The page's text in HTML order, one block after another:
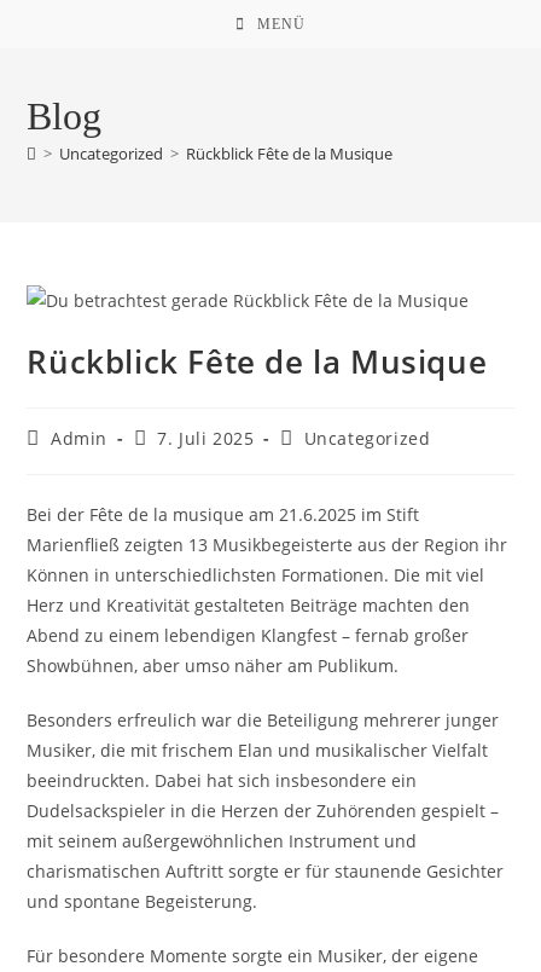
MENÜ
Blog
> Uncategorized > Rückblick Fête de la Musique
Rückblick Fête de la Musique
Beitrags-
Admin
Beitrag
7. Juli 2025
Beitrags-
Uncategorized
Bei der Fête de la musique am 21.6.2025 im Stift
Marienfließ zeigten 13 Musikbegeisterte aus der Region ihr
Können in unterschiedlichsten Formationen. Die mit viel
Herz und Kreativität gestalteten Beiträge machten den
Abend zu einem lebendigen Klangfest – fernab großer
Showbühnen, aber umso näher am Publikum.
Besonders erfreulich war die Beteiligung mehrerer junger
Musiker, die mit frischem Elan und musikalischer Vielfalt
beeindruckten. Dabei hat sich insbesondere ein
Dudelsackspieler in die Herzen der Zuhörenden gespielt –
mit seinem außergewöhnlichen Instrument und
charismatischen Auftritt sorgte er für staunende Gesichter
und spontane Begeisterung.
Für besondere Momente sorgte ein Musiker, der eigene